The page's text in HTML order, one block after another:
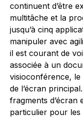
continuent d’être
multitâche et la
jusqu’à cinq
manipuler avec
il est courant de
associée à un
visioconférence,
de l’écran
fragments d’écran
particulier pour les